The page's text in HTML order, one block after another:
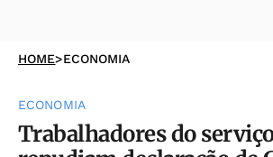
HOME>ECONOMIA
ECONOMIA
Trabalhadores do